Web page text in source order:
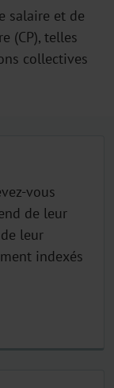
salaire et de
(CP), telles
collectives
vous
de leur
leur
indexés